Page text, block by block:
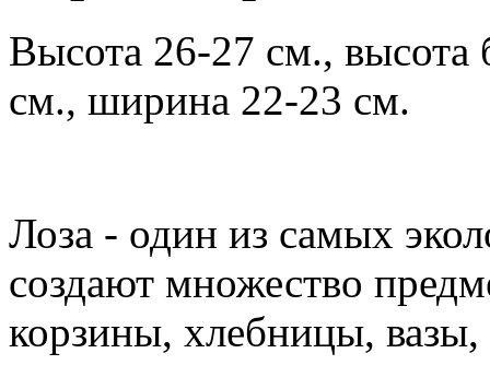
Высота 26-27 см., высота
см., ширина 22-23 см.
Лоза - один из самых
создают множество
корзины, хлебницы, вазы,